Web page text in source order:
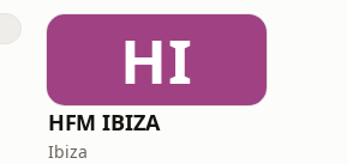
HI
HFM IBIZA
Ibiza